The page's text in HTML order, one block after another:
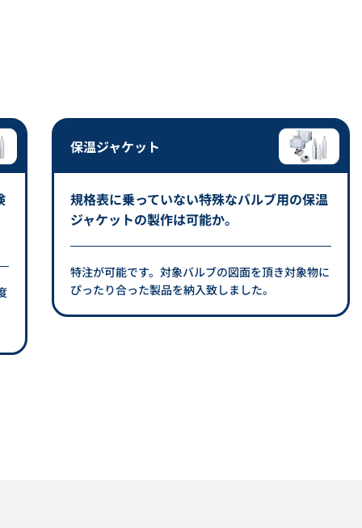
保温ジャケット
規格表に乗っていない特殊なバルブ用の保温
ジャケットの製作は可能か。
特注が可能です。対象バルブの図面を頂き対象物に
ぴったり合った製品を納入致しました。